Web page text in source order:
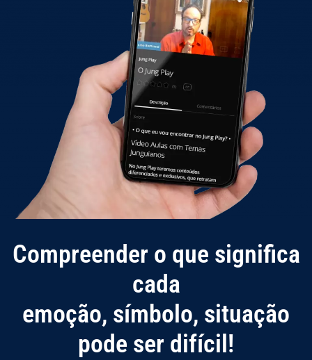
Compreender o que significa
cada
emoção, símbolo, situação
pode ser difícil!